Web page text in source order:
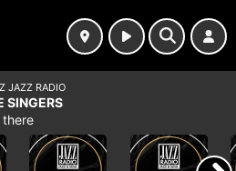
JAZZ RADIO
SINGERS
there